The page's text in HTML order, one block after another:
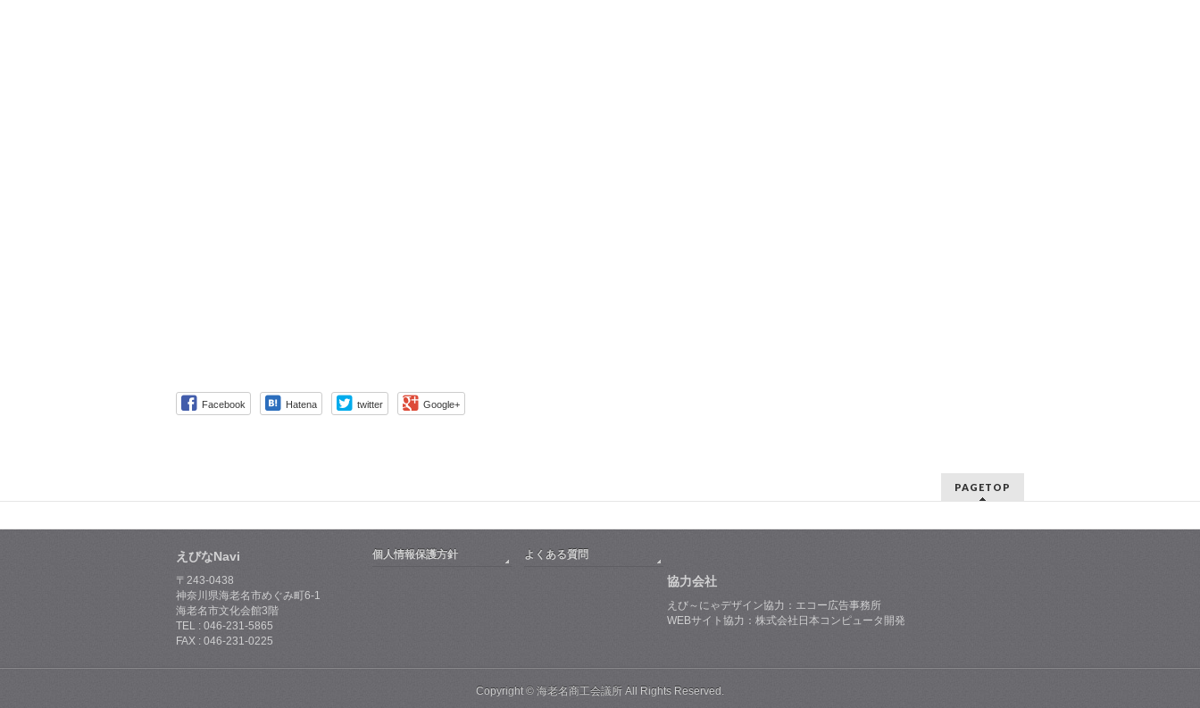
Facebook Hatena twitter Google+
PAGETOP
えびなNavi
〒243-0438
神奈川県海老名市めぐみ町6-1
海老名市文化会館3階
TEL : 046-231-5865
FAX : 046-231-0225
個人情報保護方針 よくある質問
協力会社
えび～にゃデザイン協力：エコー広告事務所
WEBサイト協力：株式会社日本コンピュータ開発
Copyright © 海老名商工会議所 All Rights Reserved.